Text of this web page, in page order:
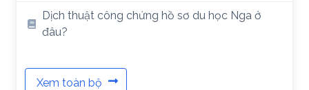
Dịch thuật công chứng hồ sơ du học Nga ở
đâu?
Xem toàn bộ